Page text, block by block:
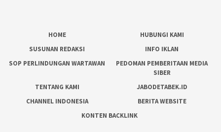
HOME
HUBUNGI KAMI
SUSUNAN REDAKSI
INFO IKLAN
SOP PERLINDUNGAN WARTAWAN
PEDOMAN PEMBERITAAN MEDIA
SIBER
TENTANG KAMI
JABODETABEK.ID
CHANNEL INDONESIA
BERITA WEBSITE
KONTEN BACKLINK